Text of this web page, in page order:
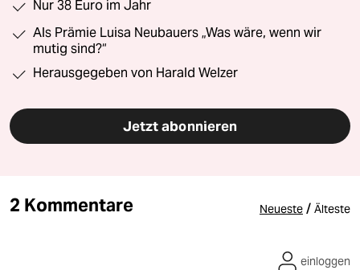
Nur 38 Euro im Jahr
Als Prämie Luisa Neubauers „Was wäre, wenn wir
mutig sind?“
Herausgegeben von Harald Welzer
Jetzt abonnieren
2 Kommentare Neueste / Älteste
einloggen